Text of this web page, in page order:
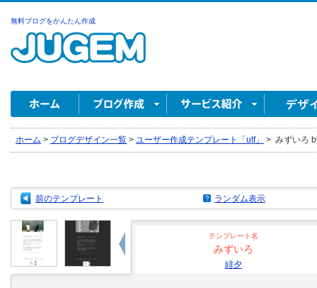
無料ブログをかんたん作成
ホーム > ブログデザイン一覧 > ユーザー作成テンプレート「utf」 > みずいろ
前のテンプレート ランダム表示
テンプレート名
みずいろ
緋夕